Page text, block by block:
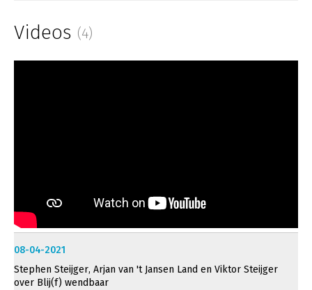
Videos (4)
08-04-2021
Stephen Steijger, Arjan van 't Jansen Land en Viktor Steijger
over Blij(f) wendbaar